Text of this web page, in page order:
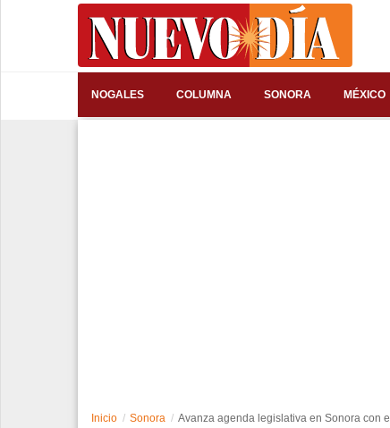
NOGALES COLUMNA SONORA MÉXICO
Inicio Sonora Avanza agenda legislativa en Sonora con